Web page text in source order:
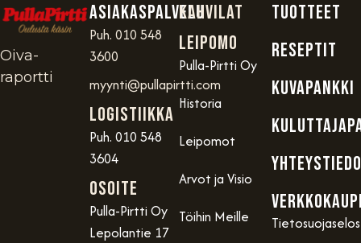
Oiva-
raportti
Asiakaspalvelu
Puh. 010 548
3600
myynti@pullapirtti.com
Logistiikka
Puh. 010 548
3604
OSOITE
Pulla-Pirtti Oy
Lepolantie 17
Kahvilat
Leipomo
Pulla-Pirtti Oy
Historia
Leipomot
Arvot ja Visio
Töihin Meille
TUOTTEET
RESEPTIT
KUVAPANKKI